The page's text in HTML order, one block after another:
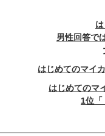
男性回答で
はじめてのマイ
はじめてのマ
1位「